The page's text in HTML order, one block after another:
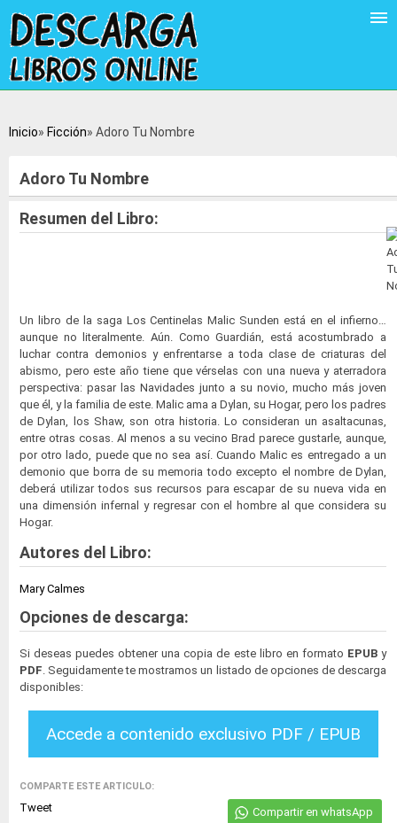
Inicio Ficción Adoro Tu Nombre
Adoro Tu Nombre
Resumen del Libro:
Un libro de la saga Los Centinelas Malic Sunden está en el infierno…
aunque no literalmente. Aún. Como Guardián, está acostumbrado a
luchar contra demonios y enfrentarse a toda clase de criaturas del
abismo, pero este año tiene que vérselas con una nueva y aterradora
perspectiva: pasar las Navidades junto a su novio, mucho más joven
que él, y la familia de este. Malic ama a Dylan, su Hogar, pero los padres
de Dylan, los Shaw, son otra historia. Lo consideran un asaltacunas,
entre otras cosas. Al menos a su vecino Brad parece gustarle, aunque,
por otro lado, puede que no sea así. Cuando Malic es entregado a un
demonio que borra de su memoria todo excepto el nombre de Dylan,
deberá utilizar todos sus recursos para escapar de su nueva vida en
una dimensión infernal y regresar con el hombre al que considera su
Hogar.
Autores del Libro:
Mary Calmes
Opciones de descarga:
Si deseas puedes obtener una copia de este libro en formato EPUBy
PDF . Seguidamente te mostramos un listado de opciones de descarga
disponibles:
Accede a contenido exclusivo PDF / EPUB
COMPARTE ESTE ARTICULO:
Tweet Compartir en whatsApp